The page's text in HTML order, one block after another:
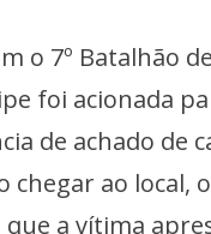
o 7º Batalhão
foi acionada
de achado de
chegar ao local,
a vítima